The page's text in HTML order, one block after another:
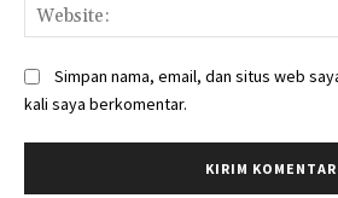
Simpan nama, email, dan situs web
kali saya berkomentar.